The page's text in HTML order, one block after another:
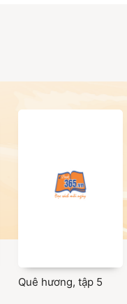
Quê hương, tập 5